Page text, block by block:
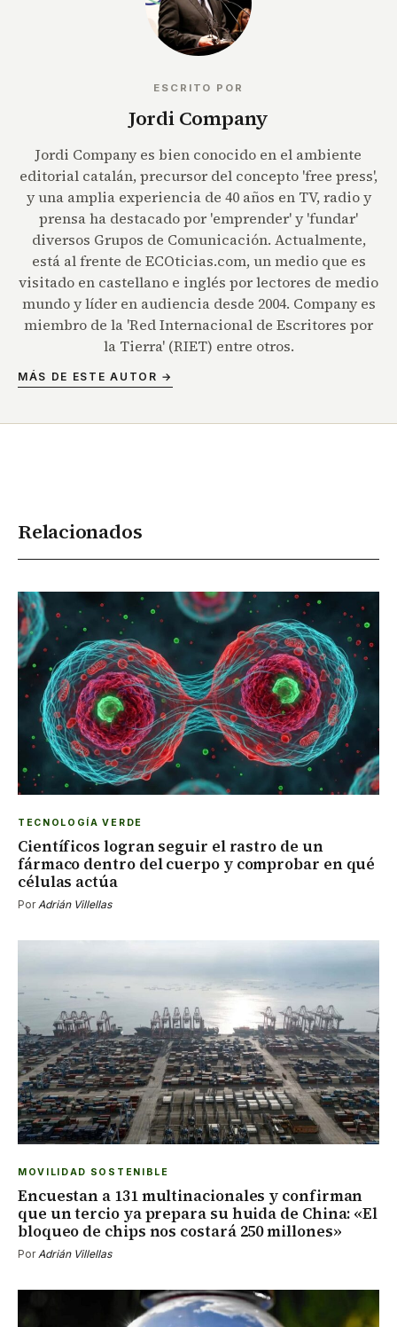
ESCRITO POR
Jordi Company
Jordi Company es bien conocido en el ambiente
editorial catalán, precursor del concepto 'free press',
y una amplia experiencia de 40 años en TV, radio y
prensa ha destacado por 'emprender' y 'fundar'
diversos Grupos de Comunicación. Actualmente,
está al frente de ECOticias.com, un medio que es
visitado en castellano e inglés por lectores de medio
mundo y líder en audiencia desde 2004. Company es
miembro de la 'Red Internacional de Escritores por
la Tierra' (RIET) entre otros.
MÁS DE ESTE AUTOR →
Relacionados
TECNOLOGÍA VERDE
Científicos logran seguir el rastro de un
fármaco dentro del cuerpo y comprobar en qué
células actúa
PorAdrián Villellas
MOVILIDAD SOSTENIBLE
Encuestan a 131 multinacionales y confirman
que un tercio ya prepara su huida de China: «El
bloqueo de chips nos costará 250 millones»
Por Adrián Villellas